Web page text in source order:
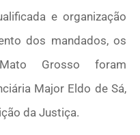
e organização
dos mandados, os
Grosso foram
Major Eldo de Sá,
da Justiça.